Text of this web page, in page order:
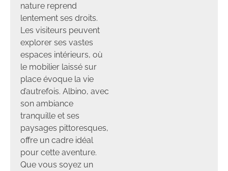
nature reprend
lentement ses droits.
Les visiteurs peuvent
explorer ses vastes
espaces intérieurs, où
le mobilier laissé sur
place évoque la vie
d’autrefois. Albino, avec
son ambiance
tranquille et ses
paysages pittoresques,
offre un cadre idéal
pour cette aventure.
Que vous soyez un